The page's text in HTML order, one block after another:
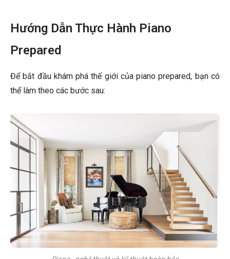
Hướng Dẫn Thực Hành Piano
Prepared
Để bắt đầu khám phá thế giới của piano prepared, bạn có
thể làm theo các bước sau: